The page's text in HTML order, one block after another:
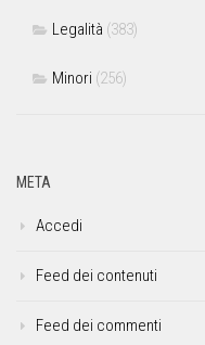
Legalità (383)
Minori (256)
META
Accedi
Feed dei contenuti
Feed dei commenti